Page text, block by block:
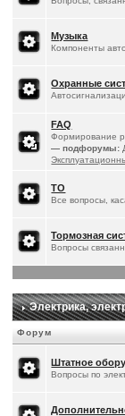
Музыка
Компоненты
Охранные
FAQ
Формирование
— подфорумы:
ТО
Все вопросы,
Тормозная
Вопросы
Электрика,
Форум
Штатное
Вопросы по